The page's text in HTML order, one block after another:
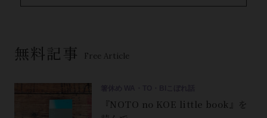
無料記事 Free Article
『NOTO no KOE little book』を